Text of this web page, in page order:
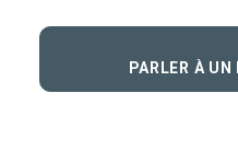
PARLER À UN